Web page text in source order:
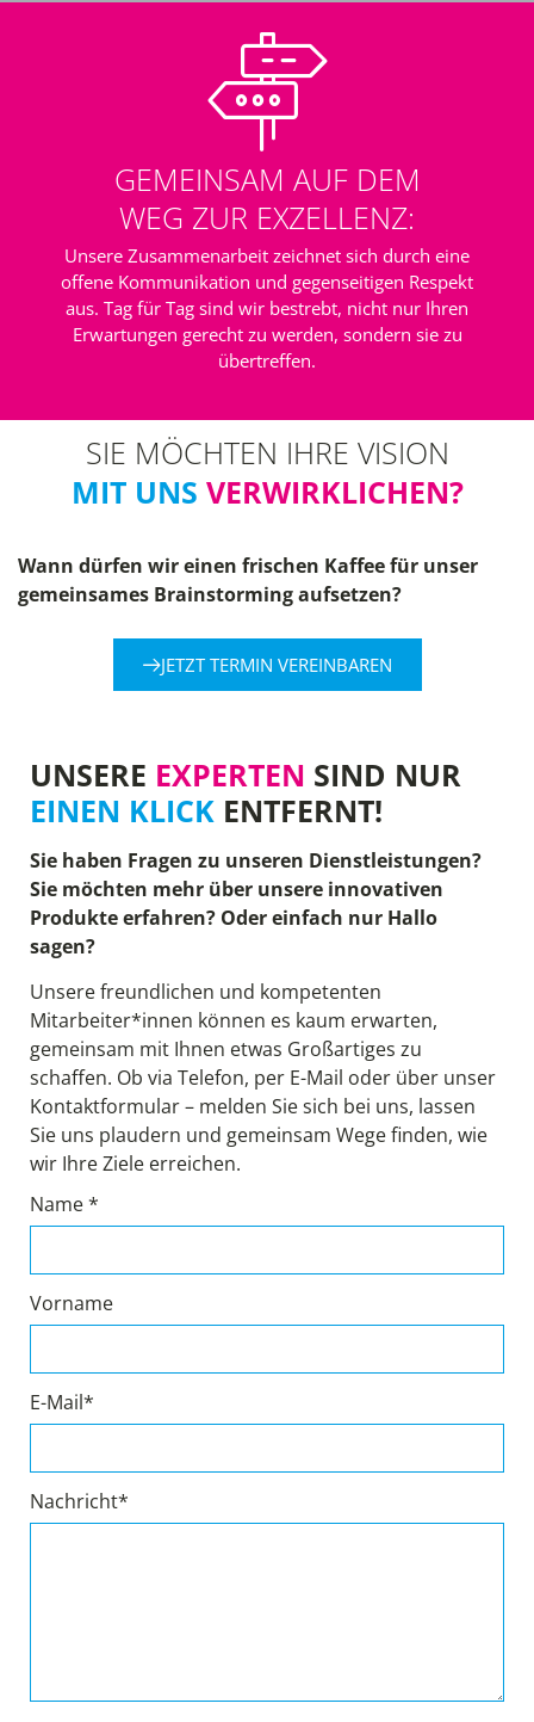
GEMEINSAM AUF DEM
WEG ZUR EXZELLENZ:
Unsere Zusammenarbeit zeichnet sich durch eine
offene Kommunikation und gegenseitigen Respekt
aus. Tag für Tag sind wir bestrebt, nicht nur Ihren
Erwartungen gerecht zu werden, sondern sie zu
übertreffen.
SIE MÖCHTEN IHRE VISION
MIT UNS VERWIRKLICHEN?
Wann dürfen wir einen frischen Kaffee für unser
gemeinsames Brainstorming aufsetzen?
JETZT TERMIN VEREINBAREN
UNSERE EXPERTEN SIND NUR
EINEN KLICK ENTFERNT!
Sie haben Fragen zu unseren Dienstleistungen?
Sie möchten mehr über unsere innovativen
Produkte erfahren? Oder einfach nur Hallo
sagen?
Unsere freundlichen und kompetenten
Mitarbeiter*innen können es kaum erwarten,
gemeinsam mit Ihnen etwas Großartiges zu
schaffen. Ob via Telefon, per E-Mail oder über unser
Kontaktformular – melden Sie sich bei uns, lassen
Sie uns plaudern und gemeinsam Wege finden, wie
wir Ihre Ziele erreichen.
Name *
Vorname
E-Mail*
Nachricht*